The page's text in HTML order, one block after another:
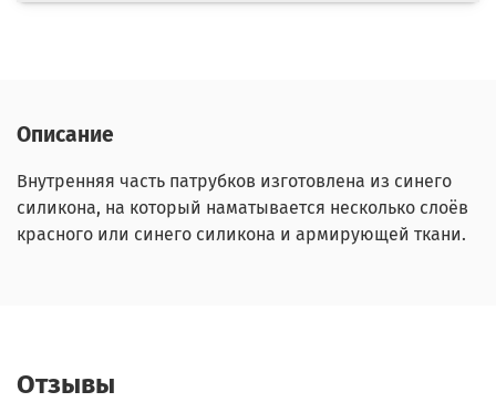
Описание
Внутренняя часть патрубков изготовлена из синего
силикона, на который наматывается несколько слоёв
красного или синего силикона и армирующей ткани.
Отзывы